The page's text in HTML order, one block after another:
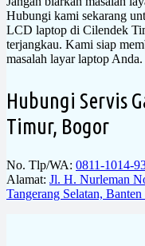
Hubungi kami sekarang
LCD laptop di Cilendek
terjangkau. Kami siap
masalah layar laptop Anda.
Hubungi Servis
Timur, Bogor
No. Tlp/WA: 0811-1014-
Alamat: Jl. H. Nurleman
Tangerang Selatan,